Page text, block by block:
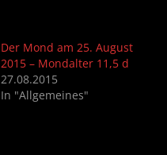
Der Mond am 25. August
2015 – Mondalter 11,5 d
27.08.2015
In "Allgemeines"